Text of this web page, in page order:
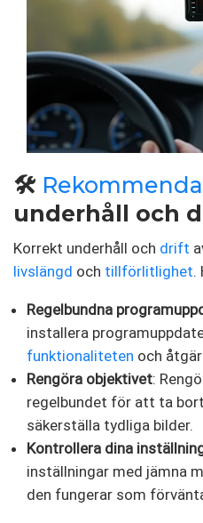
🛠️
underhåll och
Korrekt underhåll och drift
livslängd och tillförlitlighet.
Regelbundna
installera
funktionaliteten och
Rengöra objektivet:
regelbundet för att ta
säkerställa tydliga bilder.
Kontrollera dina
inställningar med jämna
den fungerar som